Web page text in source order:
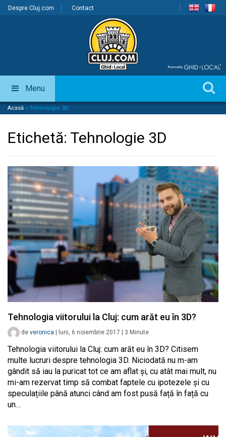
Despre Cluj.com Contact
Menu
Acasă » Tehnologie 3D
Etichetă: Tehnologie 3D
Tehnologia viitorului la Cluj: cum arăt eu în 3D?
de veronica luni, 6 noiembrie 2017 3 Minute
Tehnologia viitorului la Cluj: cum arăt eu în 3D? Citisem
multe lucruri despre tehnologia 3D. Niciodată nu m-am
gândit să iau la puricat tot ce am aflat și, cu atât mai mult, nu
mi-am rezervat timp să combat faptele cu ipotezele și cu
speculațiile până atunci când am fost pusă față în față cu
un…